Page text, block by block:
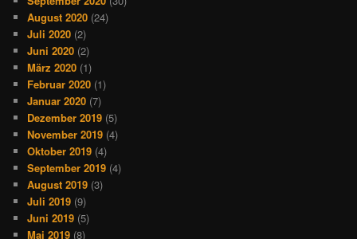
August 2020 (24)
Juli 2020 (2)
Juni 2020 (2)
März 2020 (1)
Februar 2020 (1)
Januar 2020 (7)
Dezember 2019 (5)
November 2019 (4)
Oktober 2019 (4)
September 2019 (4)
August 2019 (3)
Juli 2019 (9)
Juni 2019 (5)
Mai 2019 (8)